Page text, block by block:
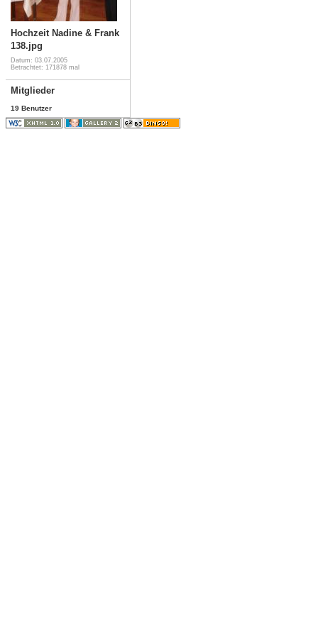
Hochzeit Nadine & Frank
138.jpg
Datum: 03.07.2005
Betrachtet: 171878 mal
Mitglieder
19 Benutzer